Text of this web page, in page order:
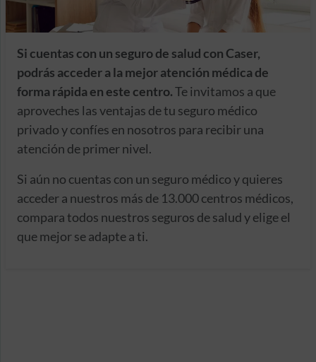
Si cuentas con un seguro de salud con Caser,
podrás acceder a la mejor atención médica de
forma rápida en este centro.Te invitamos a que
aproveches las ventajas de tu seguro médico
privado y confíes en nosotros para recibir una
atención de primer nivel.
Si aún no cuentas con un seguro médico y quieres
acceder a nuestros más de 13.000 centros médicos,
compara todos nuestros seguros de salud y elige el
que mejor se adapte a ti.